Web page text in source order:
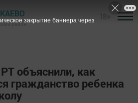
район
объяснили, как
гражданство ребенка
закрытие баннера через